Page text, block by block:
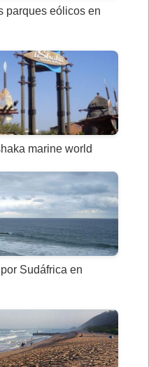
parques eólicos en
marine world
Sudáfrica en